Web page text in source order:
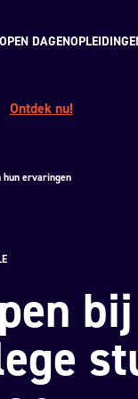
DAGEN
Ontdek nu!
hun ervaringen